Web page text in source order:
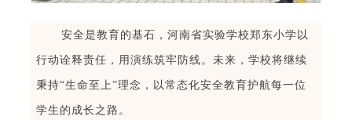
安全是教育的基石，河南省实验学校郑东小学以
行动诠释责任，用演练筑牢防线。未来，学校将继续
秉持“生命至上”理念，以常态化安全教育护航每一位
学生的成长之路。